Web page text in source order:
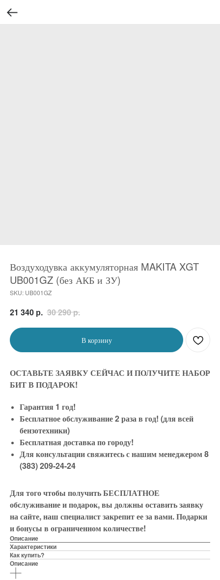
Воздуходувка аккумуляторная MAKITA XGT
UB001GZ (без АКБ и ЗУ)
SKU: UB001GZ
21 340 р. 30 290р.
В корзину
ОСТАВЬТЕ ЗАЯВКУ СЕЙЧАС И ПОЛУЧИТЕ НАБОР
БИТ В ПОДАРОК!
Гарантия 1 год!
Бесплатное обслуживание 2 раза в год! (для всей
бензотехники)
Бесплатная доставка по городу!
Для консультации свяжитесь с нашим менеджером 8
(383) 209-24-24
Для того чтобы получить БЕСПЛАТНОЕ
обслуживание и подарок, вы должны оставить заявку
на сайте, наш специалист закрепит ее за вами. Подарки
и бонусы в ограниченном количестве!
Описание
Характеристики
Как купить?
Описание